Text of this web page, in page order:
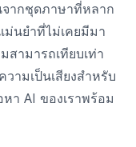
จากชุดภาษาที่หลาก
นยำที่ไม่เคยมีมา
สามารถเทียบเท่า
ามเป็นเสียงสำหรับ
า AI ของเราพร้อม